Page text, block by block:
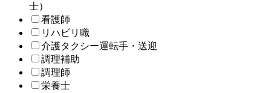
士）
看護師
リハビリ職
介護タクシー運転手・送迎
調理補助
調理師
栄養士